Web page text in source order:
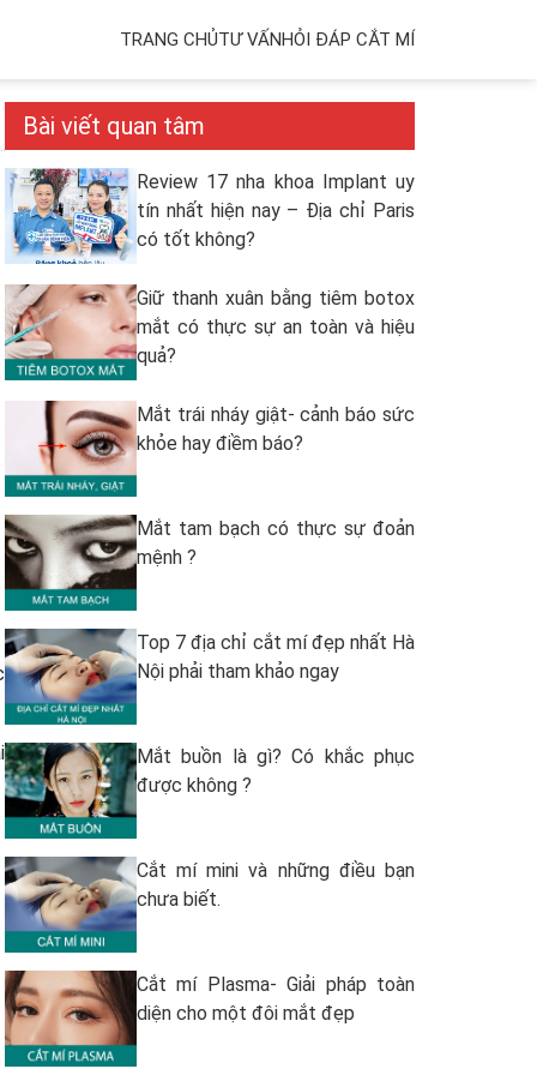
TRANG CHỦTƯ VẤNHỎI ĐÁP CẮT MÍ
Bài viết quan tâm
Review 17 nha khoa Implant uy
tín nhất hiện nay – Địa chỉ Paris
có tốt không?
Giữ thanh xuân bằng tiêm botox
mắt có thực sự an toàn và hiệu
quả?
Mắt trái nháy giật- cảnh báo sức
khỏe hay điềm báo?
Mắt tam bạch có thực sự đoản
mệnh ?
Top 7 địa chỉ cắt mí đẹp nhất Hà
Nội phải tham khảo ngay
Mắt buồn là gì? Có khắc phục
được không ?
Cắt mí mini và những điều bạn
chưa biết.
Cắt mí Plasma- Giải pháp toàn
diện cho một đôi mắt đẹp